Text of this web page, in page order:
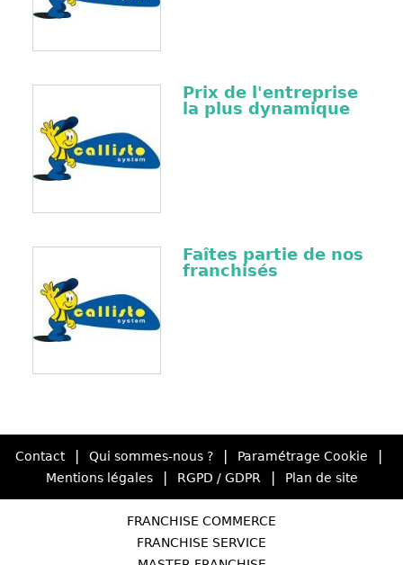
Prix de l'entreprise
la plus dynamique
Faîtes partie de nos
franchisés
Contact Qui sommes-nous ? Paramétrage Cookie
Mentions légales RGPD / GDPR Plan de site
FRANCHISE COMMERCE
FRANCHISE SERVICE